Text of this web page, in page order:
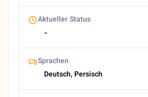
Aktueller Status
-
Sprachen
Deutsch, Persisch